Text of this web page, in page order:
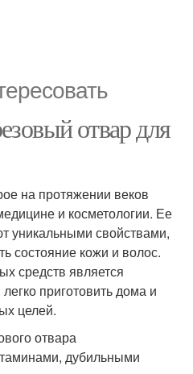
отвар для
на протяжении веков
и косметологии. Ее
уникальными свойствами,
состояние кожи и волос.
средств является
приготовить дома и
целей.
отвара
дубильными